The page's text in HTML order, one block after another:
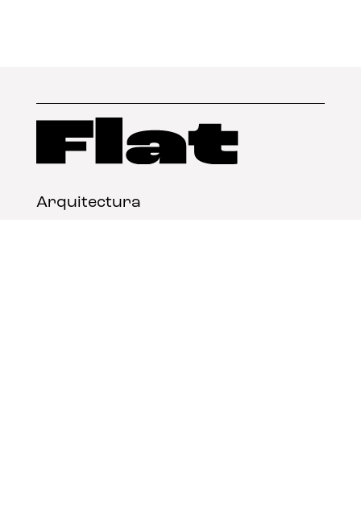
Arquitectura